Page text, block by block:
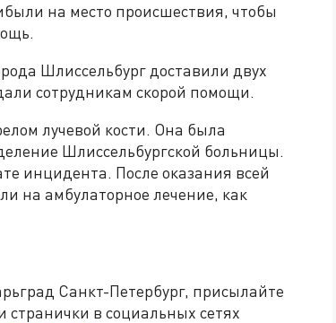
на место происшествия, чтобы
Шлиссельбург доставили двух
сотрудникам скорой помощи.
лучевой кости. Она была
Шлиссельбургской больницы.
инцидента. После оказания всей
на амбулаторное лечение, как
Санкт-Петербург, присылайте
в социальных сетях